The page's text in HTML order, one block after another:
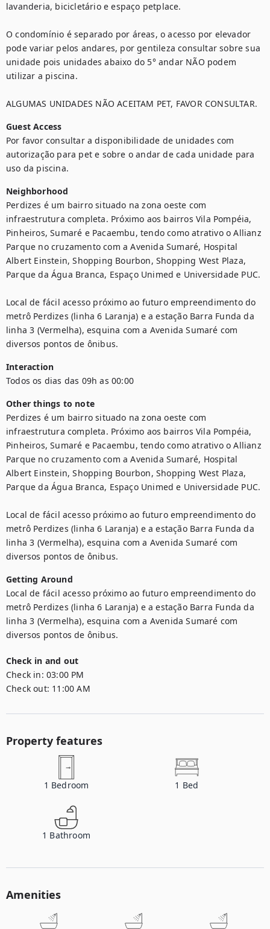
lavanderia, bicicletário e espaço petplace.
O condomínio é separado por áreas, o acesso por elevador
pode variar pelos andares, por gentileza consultar sobre sua
unidade pois unidades abaixo do 5° andar NÃO podem
utilizar a piscina.
ALGUMAS UNIDADES NÃO ACEITAM PET, FAVOR CONSULTAR.
Guest Access
Por favor consultar a disponibilidade de unidades com
autorização para pet e sobre o andar de cada unidade para
uso da piscina.
Neighborhood
Perdizes é um bairro situado na zona oeste com
infraestrutura completa. Próximo aos bairros Vila Pompéia,
Pinheiros, Sumaré e Pacaembu, tendo como atrativo o Allianz
Parque no cruzamento com a Avenida Sumaré, Hospital
Albert Einstein, Shopping Bourbon, Shopping West Plaza,
Parque da Água Branca, Espaço Unimed e Universidade PUC.
Local de fácil acesso próximo ao futuro empreendimento do
metrô Perdizes (linha 6 Laranja) e a estação Barra Funda da
linha 3 (Vermelha), esquina com a Avenida Sumaré com
diversos pontos de ônibus.
Interaction
Todos os dias das 09h as 00:00
Other things to note
Perdizes é um bairro situado na zona oeste com
infraestrutura completa. Próximo aos bairros Vila Pompéia,
Pinheiros, Sumaré e Pacaembu, tendo como atrativo o Allianz
Parque no cruzamento com a Avenida Sumaré, Hospital
Albert Einstein, Shopping Bourbon, Shopping West Plaza,
Parque da Água Branca, Espaço Unimed e Universidade PUC.
Local de fácil acesso próximo ao futuro empreendimento do
metrô Perdizes (linha 6 Laranja) e a estação Barra Funda da
linha 3 (Vermelha), esquina com a Avenida Sumaré com
diversos pontos de ônibus.
Getting Around
Local de fácil acesso próximo ao futuro empreendimento do
metrô Perdizes (linha 6 Laranja) e a estação Barra Funda da
linha 3 (Vermelha), esquina com a Avenida Sumaré com
diversos pontos de ônibus.
Check in and out
Check in: 03:00 PM
Check out: 11:00 AM
Property features
1 Bedroom 1 Bed
1 Bathroom
Amenities